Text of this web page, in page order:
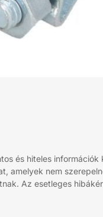
és hiteles
amelyek nem
Az esetleges